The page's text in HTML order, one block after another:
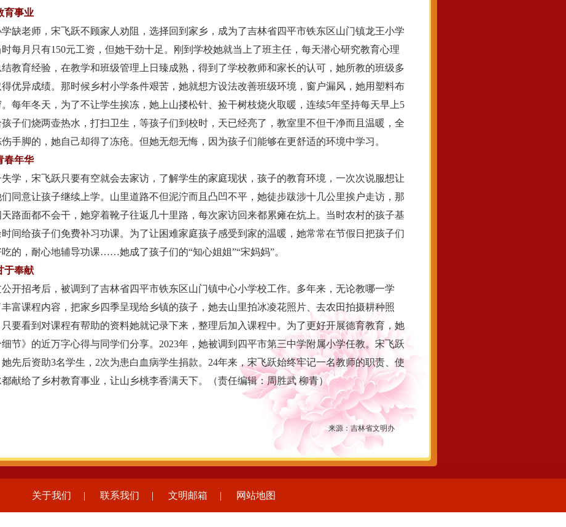
育事业
老师，宋飞跃不顾家人劝阻，选择回到家乡，成为了吉林省四平市铁东区山门镇龙王小学
每月只有150元工资，但她干劲十足。刚到学校她就当上了班主任，每天潜心研究教育心理
教育经验，在教学和班级管理上日臻成熟，得到了学校教师和家长的认可，她所教的班级多
优异成绩。 那时候乡村小学条件艰苦，她就想方设法改善班级环境，窗户漏风，她用塑料布
每年冬天，为了不让学生挨冻，她上山搂松针、捡干树枝烧火取暖，连续5年坚持每天早上5
子们烧两壶热水，打扫卫生，等孩子们到校时，天已经亮了，教室里不但干净而且温暖，全
手脚的，她自己却得了冻疮。但她无怨无悔，因为孩子们能够在更舒适的环境中学习。
春年华
，宋飞跃只要有空就会去家访，了解学生的家庭现状，孩子的教育环境，一次次说服想让
同意让孩子继续上学。山里道路不但泥泞而且凸凹不平，她徒步跋涉十几公里挨户走访，那
路面都不会干，她穿着靴子往返几十里路，每次家访回来都累瘫在炕上。当时农村的孩子基
间给孩子们免费补习功课。为了让困难家庭孩子感受到家的温暖，她常常在节假日把孩子们
的，耐心地辅导功课……她成了孩子们的“知心姐姐”“宋妈妈”。
于奉献
招考后，被调到了吉林省四平市铁东区山门镇中心小学校工作。多年来，无论教哪一学
富课程内容，把家乡四季呈现给乡镇的孩子，她去山里拍冰凌花照片、去农田拍摄耕种照
要看到对课程有帮助的资料她就记录下来，整理后加入课程中。为了更好开展德育教育，她
节》的近万字心得与同学们分享。 2023年，她被调到四平市第三中学附属小学任教。宋飞跃
先后资助3名学生，2次为患白血病学生捐款。24年来，宋飞跃始终牢记一名教师的职责、使
献给了乡村教育事业，让山乡桃李香满天下。（责任编辑：周胜武 柳青）
来源： 吉林省文明办
关于我们 | 联系我们 | 文明邮箱 | 网站地图